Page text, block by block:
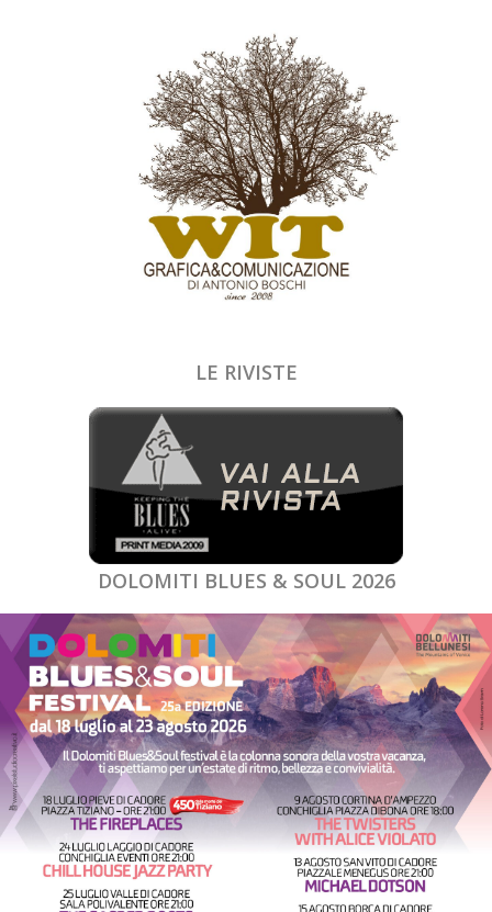
LE RIVISTE
DOLOMITI BLUES & SOUL 2026